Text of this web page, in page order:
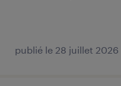
publié le 28 juillet 2026